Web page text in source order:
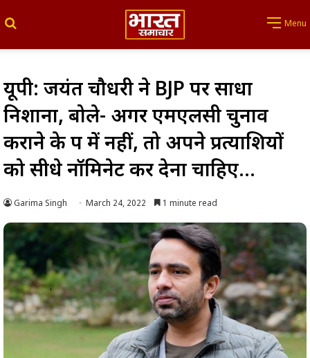
Menu
यूपी: जयंत चौधरी ने BJP पर साधा
निशाना, बोले- अगर एमएलसी चुनाव
कराने के पक्ष में नहीं, तो अपने प्रत्याशियों
को सीधे नॉमिनेट कर देना चाहिए…
Garima Singh March 24, 2022 1 minute read